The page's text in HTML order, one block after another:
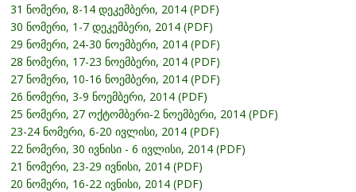
31 ნომერი, 8-14 დეკემბერი, 2014 (PDF)
30 ნომერი, 1-7 დეკემბერი, 2014 (PDF)
29 ნომერი, 24-30 ნოემბერი, 2014 (PDF)
28 ნომერი, 17-23 ნოემბერი, 2014 (PDF)
27 ნომერი, 10-16 ნოემბერი, 2014 (PDF)
26 ნომერი, 3-9 ნოემბერი, 2014 (PDF)
25 ნომერი, 27 ოქტომბერი-2 ნოემბერი, 2014 (PDF)
23-24 ნომერი, 6-20 ივლისი, 2014 (PDF)
22 ნომერი, 30 ივნისი - 6 ივლისი, 2014 (PDF)
21 ნომერი, 23-29 ივნისი, 2014 (PDF)
20 ნომერი, 16-22 ივნისი, 2014 (PDF)